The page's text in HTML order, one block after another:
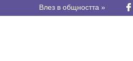
Влез в общността »